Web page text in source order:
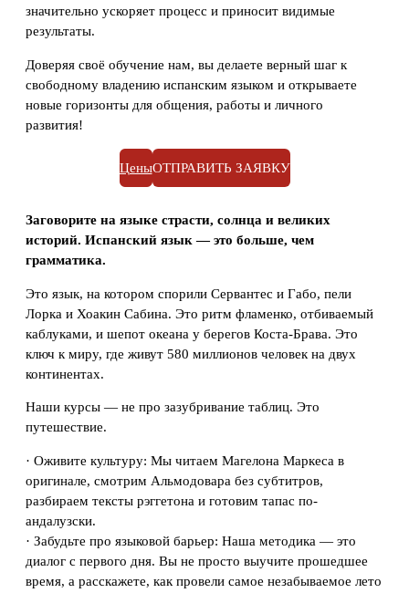
значительно ускоряет процесс и приносит видимые
результаты.
Доверяя своё обучение нам, вы делаете верный шаг к
свободному владению испанским языком и открываете
новые горизонты для общения, работы и личного
развития!
ЦеныОТПРАВИТЬ ЗАЯВКУ
Заговорите на языке страсти, солнца и великих
историй. Испанский язык — это больше, чем
грамматика.
Это язык, на котором спорили Сервантес и Габо, пели
Лорка и Хоакин Сабина. Это ритм фламенко, отбиваемый
каблуками, и шепот океана у берегов Коста-Брава. Это
ключ к миру, где живут 580 миллионов человек на двух
континентах.
Наши курсы — не про зазубривание таблиц. Это
путешествие.
· Оживите культуру: Мы читаем Магелона Маркеса в
оригинале, смотрим Альмодовара без субтитров,
разбираем тексты рэггетона и готовим тапас по-
андалузски.
· Забудьте про языковой барьер: Наша методика — это
диалог с первого дня. Вы не просто выучите прошедшее
время, а расскажете, как провели самое незабываемое лето